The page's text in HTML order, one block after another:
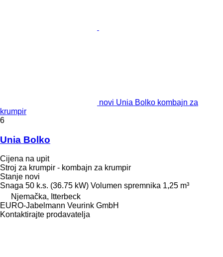
novi Unia Bolko kombajn za
krumpir
6
Unia Bolko
Cijena na upit
Stroj za krumpir - kombajn za krumpir
Stanje novi
Snaga 50 k.s. (36.75 kW) Volumen spremnika 1,25 m³
Njemačka, Itterbeck
EURO-Jabelmann Veurink GmbH
Kontaktirajte prodavatelja